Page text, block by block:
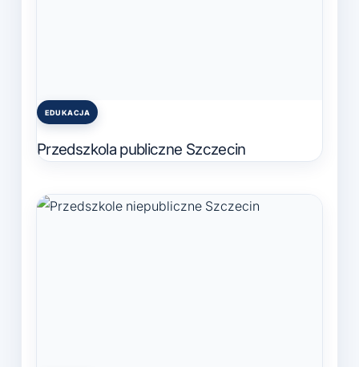
Posted
EDUKACJA
Przedszkola publiczne Szczecin